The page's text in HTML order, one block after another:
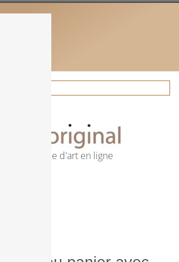
librairie d'art en ligne